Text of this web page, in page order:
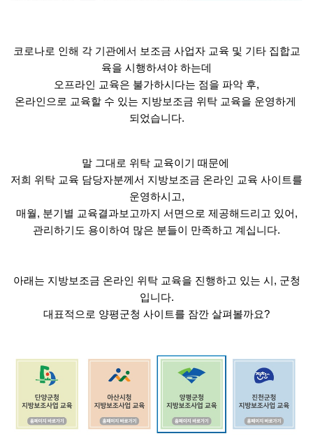
코로나로 인해 각 기관에서 보조금 사업자 교육 및 기타 집합교
육을 시행하셔야 하는데
오프라인 교육은 불가하시다는 점을 파악 후,
온라인으로 교육할 수 있는 지방보조금 위탁 교육을 운영하게
되었습니다.
말 그대로 위탁 교육이기 때문에
저희 위탁 교육 담당자분께서 지방보조금 온라인 교육 사이트를
운영하시고,
매월, 분기별 교육결과보고까지 서면으로 제공해드리고 있어,
관리하기도 용이하여 많은 분들이 만족하고 계십니다.
아래는 지방보조금 온라인 위탁 교육을 진행하고 있는 시, 군청
입니다.
대표적으로 양평군청 사이트를 잠깐 살펴볼까요?